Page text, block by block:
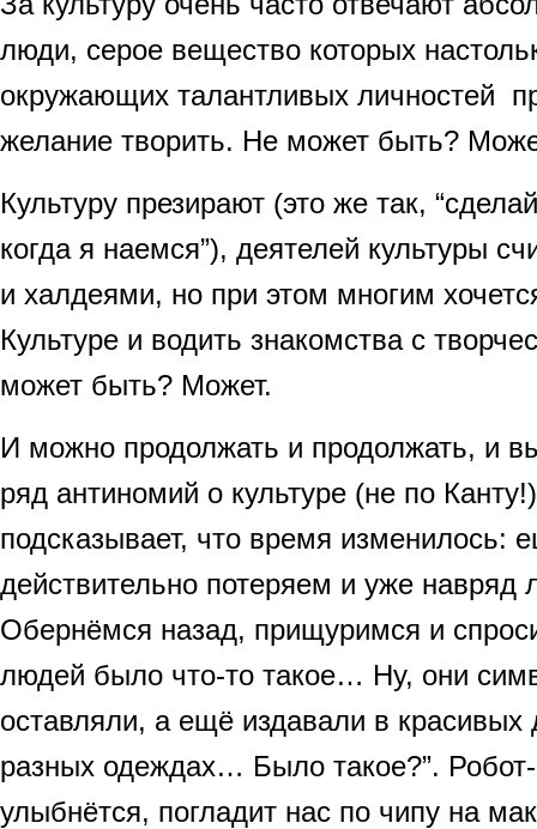
люди, серое вещество которых
окружающих талантливых личностей
желание творить. Не может быть?
Культуру презирают (это же так,
когда я наемся”), деятелей культуры
и халдеями, но при этом многим
Культуре и водить знакомства с
может быть? Может.
И можно продолжать и продолжать, и
ряд антиномий о культуре (не по
подсказывает, что время изменилось:
действительно потеряем и уже навряд
Обернёмся назад, прищуримся и
людей было что-то такое… Ну, они
оставляли, а ещё издавали в красивых
разных одеждах… Было такое?”.
улыбнётся, погладит нас по чипу на